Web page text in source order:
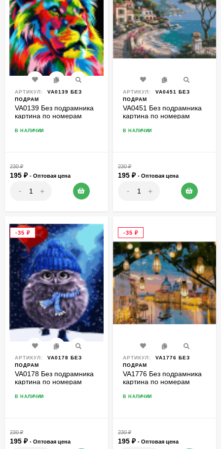
АРТИКУЛ:
VA0139 БЕЗ
ПОДРАМ
VA0139 Без подрамника
картина по номерам
В НАЛИЧИИ
230₽
195 ₽ - Оптовая цена
- +
АРТИКУЛ:
VA0451 БЕЗ
ПОДРАМ
VA0451 Без подрамника
картина по номерам
В НАЛИЧИИ
230₽
195 ₽ - Оптовая цена
- +
-35 ₽
АРТИКУЛ:
VA0178 БЕЗ
ПОДРАМ
VA0178 Без подрамника
картина по номерам
В НАЛИЧИИ
230₽
195 ₽ - Оптовая цена
-35 ₽
АРТИКУЛ:
VA1776 БЕЗ
ПОДРАМ
VA1776 Без подрамника
картина по номерам
В НАЛИЧИИ
230₽
195 ₽ - Оптовая цена